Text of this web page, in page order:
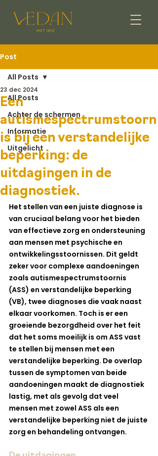
Post
All Posts
Achter de schermen
Informatie
Uitgelicht
All Posts
Een
autismespectrumstoorn
is bij een verstandelijke
beperking: de
uitdagingen in de
diagnostiek.
23 dec 2024
Het stellen van een juiste diagnose is
van cruciaal belang voor het bieden
van effectieve zorg en ondersteuning
aan mensen met psychische en
ontwikkelingsstoornissen. Dit geldt
zeker voor complexe aandoeningen
zoals autismespectrumstoornis
(ASS) en verstandelijke beperking
(VB), twee diagnoses die vaak naast
elkaar voorkomen. Toch is er een
groeiende bezorgdheid over het feit
dat het soms moeilijk is om ASS vast
te stellen bij mensen met een
verstandelijke beperking. De overlap
tussen de symptomen van beide
aandoeningen maakt de diagnostiek
lastig, met als gevolg dat veel
mensen met zowel ASS als een
verstandelijke beperking niet de juiste
zorg en behandeling ontvangen.